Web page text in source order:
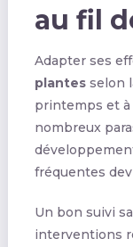
au fil
Adapter ses
plantesselon
printemps et à
nombreux
fréquentes
Un bon suivi
interventions